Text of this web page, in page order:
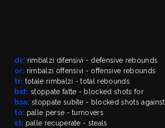
dr: rimbalzi difensivi - defensive rebounds
or: rimbalzi offensivi - offensive rebounds
tr: totale rimbalzi - total rebounds
bsf: stoppate fatte - blocked shots for
bsa: stoppate subite - blocked shots against
to: palle perse - turnovers
st: palle recuperate - steals